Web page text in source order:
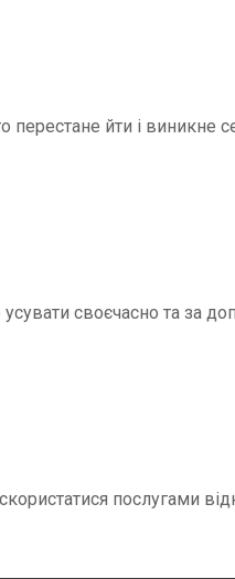
йти і виникне
своєчасно та за
послугами